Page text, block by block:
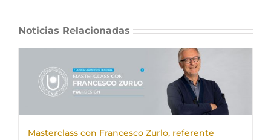
Noticias Relacionadas
Masterclass con Francesco Zurlo, referente